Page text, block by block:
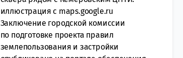
иллюстрация с maps.google.ru
Заключение городской комиссии
по подготовке проекта правил
землепользования и застройки